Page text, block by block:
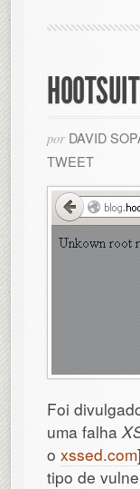
por DAVID
TWEET
Foi
uma falha
o xssed.com
tipo de